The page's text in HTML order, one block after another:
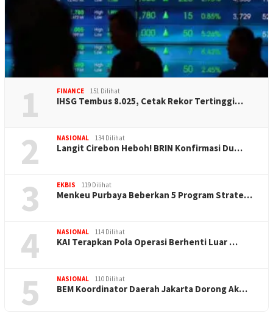
1 FINANCE 151 Dilihat
IHSG Tembus 8.025, Cetak Rekor Tertinggi…
2 NASIONAL 134 Dilihat
Langit Cirebon Heboh! BRIN Konfirmasi Du…
3 EKBIS 119 Dilihat
Menkeu Purbaya Beberkan 5 Program Strate…
4 NASIONAL 114 Dilihat
KAI Terapkan Pola Operasi Berhenti Luar …
5 NASIONAL 110 Dilihat
BEM Koordinator Daerah Jakarta Dorong Ak…